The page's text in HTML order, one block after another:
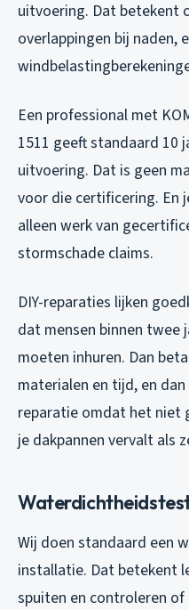
uitvoering. Dat betekent
overlappingen bij naden,
Een professional met
1511 geeft standaard 10
uitvoering. Dat is geen
voor die certificering. En
alleen werk van
stormschade claims.
DIY-reparaties lijken
dat mensen binnen twee
moeten inhuren. Dan
materialen en tijd, en
reparatie omdat het niet
je dakpannen vervalt als
Wij doen standaard een
installatie. Dat betekent
spuiten en controleren